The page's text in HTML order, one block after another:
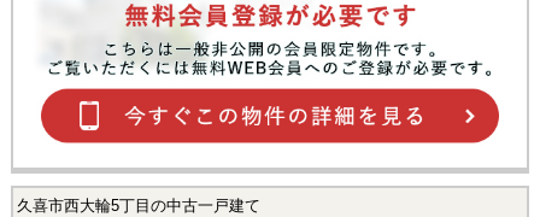
久喜市西大輪5丁目の中古一戸建て